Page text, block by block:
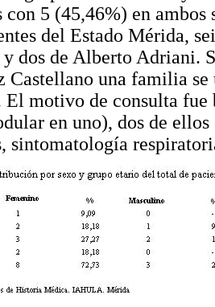
con 5 (45,46%) en ambos
del Estado Mérida,
dos de Alberto Adriani.
Castellano una familia
El motivo de consulta
en uno), dos de
sintomatología